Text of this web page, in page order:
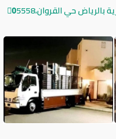
دينة نقل اثاث إلى الجمعية الخيرية بالرياض حي القروان،0َ5558